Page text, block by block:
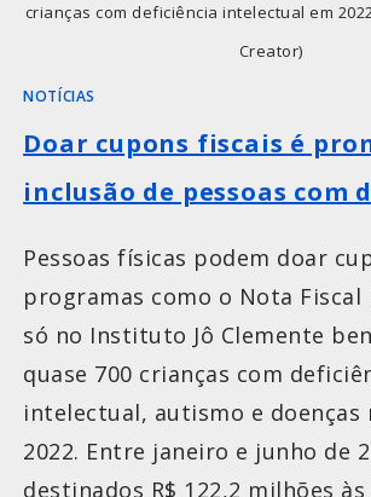
crianças com deficiência intelectual em
Creator)
NOTÍCIAS
Doar cupons fiscais é
inclusão de pessoas com
Pessoas físicas podem doar
programas como o Nota Fiscal
só no Instituto Jô Clemente
quase 700 crianças com
intelectual, autismo e doenças
2022. Entre janeiro e junho de
destinados R$ 122,2 milhões às